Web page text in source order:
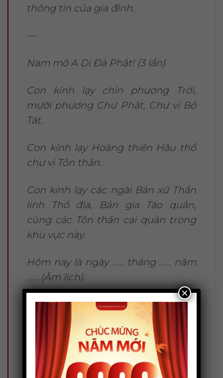
thông tin của gia đình.
—
Nam mô A Di Đà Phật! (3 lần)
Con kính lạy chín phương Trời,
mười phương Chư Phật, Chư vị Bồ
Tát.
Con kính lạy Hoàng thiên Hậu thổ
chư vị Tôn thần.
Con kính lạy các ngài Bản xứ Thần
linh Thổ địa, Bản gia Táo quân,
cùng các Tôn thần cai quản trong
khu vực này.
Hôm nay là ngày …… tháng …… năm
…… (Âm lịch).
Tín chủ con là: …………………………………,
sinh năm: ……………
Cùng toàn gia quyến ngụ tại:
……………………………………………. (địa chỉ nhà
×